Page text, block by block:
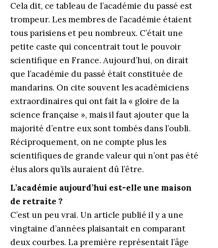
Cela dit, ce tableau de l’académie du passé est
trompeur. Les membres de l’académie étaient
tous parisiens et peu nombreux. C’était une
petite caste qui concentrait tout le pouvoir
scientifique en France. Aujourd’hui, on dirait
que l’académie du passé était constituée de
mandarins. On cite souvent les académiciens
extraordinaires qui ont fait la « gloire de la
science française », mais il faut ajouter que la
majorité d’entre eux sont tombés dans l’oubli.
Réciproquement, on ne compte plus les
scientifiques de grande valeur qui n’ont pas été
élus alors qu’ils auraient dû l’être.
L’académie aujourd’hui est-elle une maison
de retraite ?
C’est un peu vrai. Un article publié il y a une
vingtaine d’années plaisantait en comparant
deux courbes. La première représentait l’âge